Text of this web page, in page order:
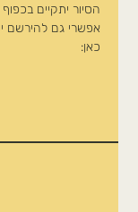
הסיור יתקיים
אפשרי גם להירשם
כאן: